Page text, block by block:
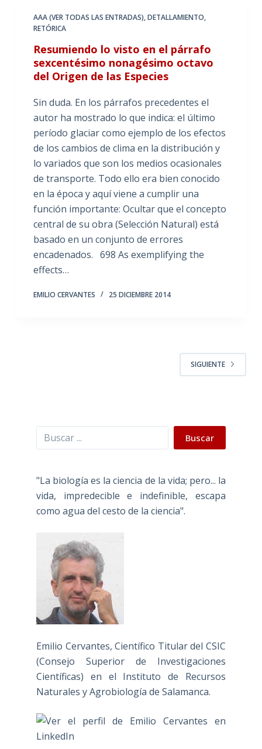
AAA (VER TODAS LAS ENTRADAS),DETALLAMIENTO,
RETÓRICA
Resumiendo lo visto en el párrafo
sexcentésimo nonagésimo octavo
del Origen de las Especies
Sin duda. En los párrafos precedentes el
autor ha mostrado lo que indica: el último
período glaciar como ejemplo de los efectos
de los cambios de clima en la distribución y
lo variados que son los medios ocasionales
de transporte. Todo ello era bien conocido
en la época y aquí viene a cumplir una
función importante: Ocultar que el concepto
central de su obra (Selección Natural) está
basado en un conjunto de errores
encadenados. 698 As exemplifying the
effects…
EMILIO CERVANTES 25 DICIEMBRE 2014
SIGUIENTE
Buscar Buscar
"La biología es la ciencia de la vida; pero... la
vida, impredecible e indefinible, escapa
como agua del cesto de la ciencia".
Emilio Cervantes, Científico Titular del CSIC
(Consejo Superior de Investigaciones
Científicas) en el Instituto de Recursos
Naturales y Agrobiología de Salamanca.